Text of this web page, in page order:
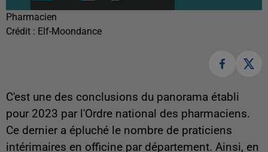
Pharmacien
Crédit : Elf-Moondance
C'est une des conclusions du panorama établi
pour 2023 par l'Ordre national des pharmaciens.
Ce dernier a épluché le nombre de praticiens
intérimaires en officine par département. Ainsi, en